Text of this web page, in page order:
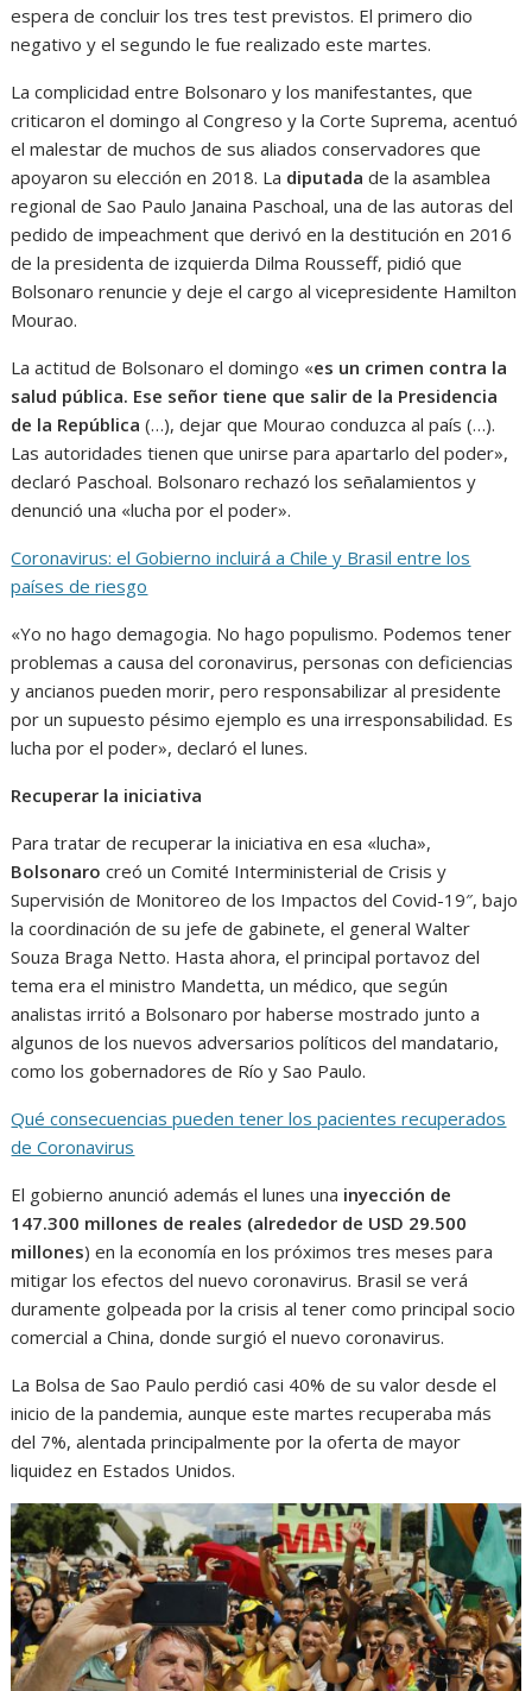
espera de concluir los tres test previstos. El primero dio
negativo y el segundo le fue realizado este martes.
La complicidad entre Bolsonaro y los manifestantes, que
criticaron el domingo al Congreso y la Corte Suprema, acentuó
el malestar de muchos de sus aliados conservadores que
apoyaron su elección en 2018. La diputada de la asamblea
regional de Sao Paulo Janaina Paschoal, una de las autoras del
pedido de impeachment que derivó en la destitución en 2016
de la presidenta de izquierda Dilma Rousseff, pidió que
Bolsonaro renuncie y deje el cargo al vicepresidente Hamilton
Mourao.
La actitud de Bolsonaro el domingo «es un crimen contra la
salud pública. Ese señor tiene que salir de la Presidencia
de la República (…), dejar que Mourao conduzca al país (…).
Las autoridades tienen que unirse para apartarlo del poder»,
declaró Paschoal. Bolsonaro rechazó los señalamientos y
denunció una «lucha por el poder».
Coronavirus: el Gobierno incluirá a Chile y Brasil entre los
países de riesgo
«Yo no hago demagogia. No hago populismo. Podemos tener
problemas a causa del coronavirus, personas con deficiencias
y ancianos pueden morir, pero responsabilizar al presidente
por un supuesto pésimo ejemplo es una irresponsabilidad. Es
lucha por el poder», declaró el lunes.
Recuperar la iniciativa
Para tratar de recuperar la iniciativa en esa «lucha»,
Bolsonaro creó un Comité Interministerial de Crisis y
Supervisión de Monitoreo de los Impactos del Covid-19″, bajo
la coordinación de su jefe de gabinete, el general Walter
Souza Braga Netto. Hasta ahora, el principal portavoz del
tema era el ministro Mandetta, un médico, que según
analistas irritó a Bolsonaro por haberse mostrado junto a
algunos de los nuevos adversarios políticos del mandatario,
como los gobernadores de Río y Sao Paulo.
Qué consecuencias pueden tener los pacientes recuperados
de Coronavirus
El gobierno anunció además el lunes una inyección de
147.300 millones de reales (alrededor de USD 29.500
millones) en la economía en los próximos tres meses para
mitigar los efectos del nuevo coronavirus. Brasil se verá
duramente golpeada por la crisis al tener como principal socio
comercial a China, donde surgió el nuevo coronavirus.
La Bolsa de Sao Paulo perdió casi 40% de su valor desde el
inicio de la pandemia, aunque este martes recuperaba más
del 7%, alentada principalmente por la oferta de mayor
liquidez en Estados Unidos.